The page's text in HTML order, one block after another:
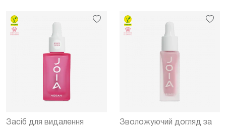
Засіб для видалення
Зволожуючий догляд за